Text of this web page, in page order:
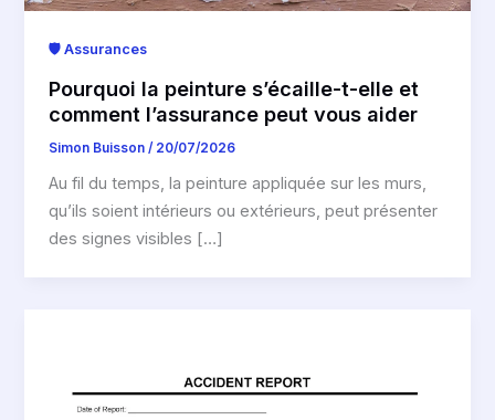
🛡️ Assurances
Pourquoi la peinture s’écaille-t-elle et
comment l’assurance peut vous aider
Simon Buisson/ 20/07/2026
Au fil du temps, la peinture appliquée sur les murs,
qu’ils soient intérieurs ou extérieurs, peut présenter
des signes visibles […]